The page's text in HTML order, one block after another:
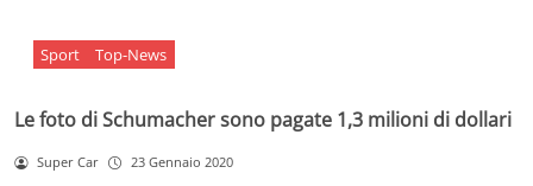
Sport Top-News
Le foto di Schumacher sono pagate 1,3 milioni di dollari
Super Car 23 Gennaio 2020